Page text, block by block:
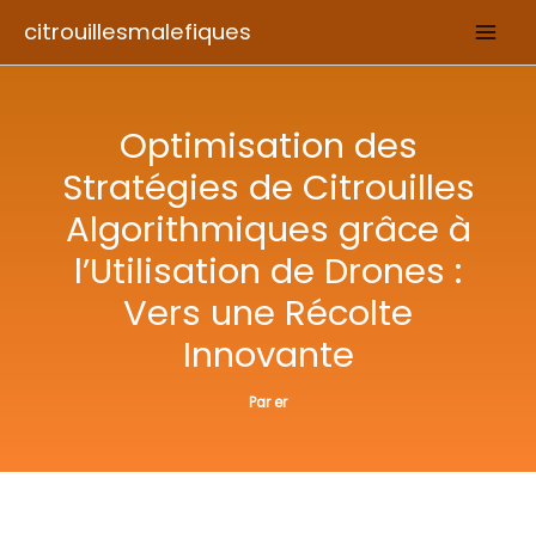
citrouillesmalefiques
Optimisation des
Stratégies de Citrouilles
Algorithmiques grâce à
l’Utilisation de Drones :
Vers une Récolte
Innovante
Parer